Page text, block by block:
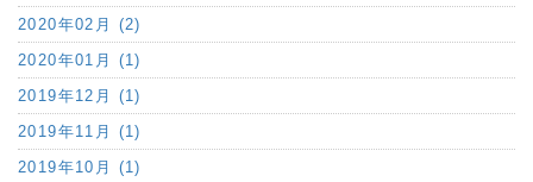
2020年02月 (2)
2020年01月 (1)
2019年12月 (1)
2019年11月 (1)
2019年10月 (1)